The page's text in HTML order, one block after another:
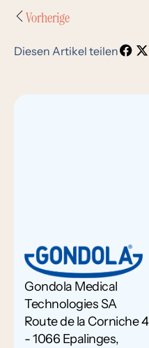
Vorherige
Diesen Artikel teilen
Gondola Medical
Technologies SA
Route de la Corniche 4
- 1066 Epalinges,